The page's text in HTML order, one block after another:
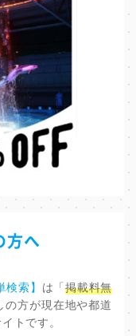
方へ
索】 は「掲載料無
方が現在地や都道
トです。